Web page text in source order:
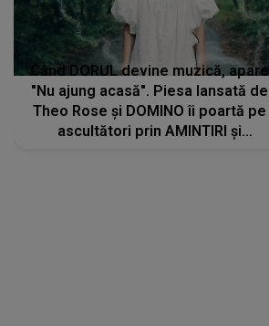
Când DORUL devine muzică, apare
"Nu ajung acasă". Piesa lansată de
Theo Rose și DOMINO îi poartă pe
ascultători prin AMINTIRI și